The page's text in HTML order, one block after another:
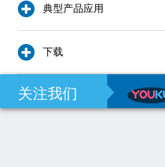
典型产品应用
下载
关注我们